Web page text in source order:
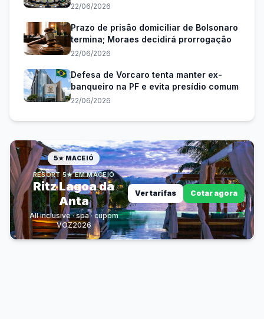
22/06/2026
Prazo de prisão domiciliar de Bolsonaro
termina; Moraes decidirá prorrogação
22/06/2026
Defesa de Vorcaro tenta manter ex-
banqueiro na PF e evita presídio comum
22/06/2026
5★ MACEIÓ
RESORT 5★ EM MACEIÓ
Ritz Lagoa da
Anta
All inclusive · spa · cupom
VOZ2026
Ver tarifas Cotar agora